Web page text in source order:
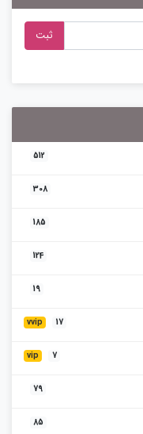
ثبت
512
308
185
124
19
vvip 17
vip 7
79
85